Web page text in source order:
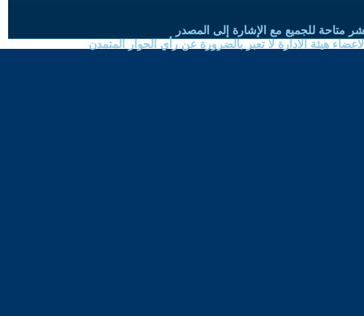
متاحة للجميع مع الإشارة إلى المصدر
هيئة الادارة لا تعبر بالضرورة عن رأي الحوار المتمدن